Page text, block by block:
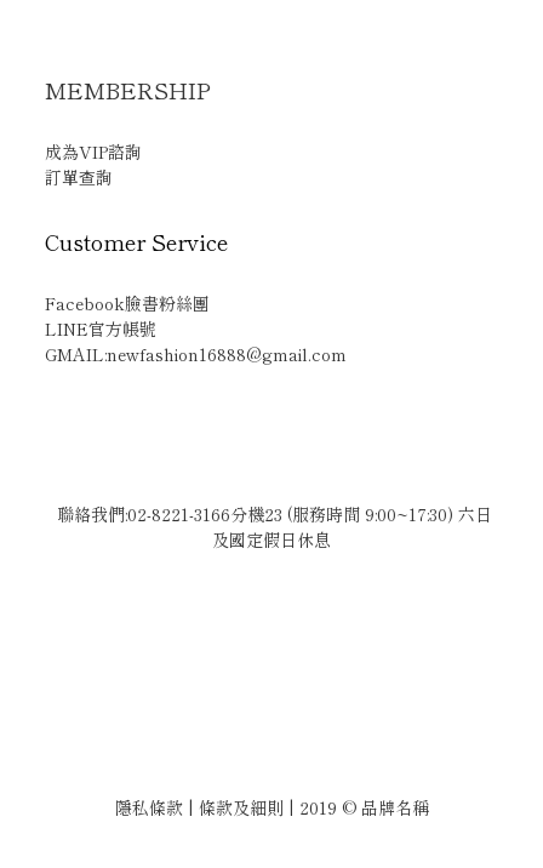
MEMBERSHIP
成為VIP諮詢
訂單查詢
Customer Service
Facebook臉書粉絲團
LINE官方帳號
GMAIL:newfashion16888@gmail.com
聯絡我們:02-8221-3166分機23 (服務時間 9:00~17:30) 六日
及國定假日休息
隱私條款 | 條款及細則 | 2019 © 品牌名稱